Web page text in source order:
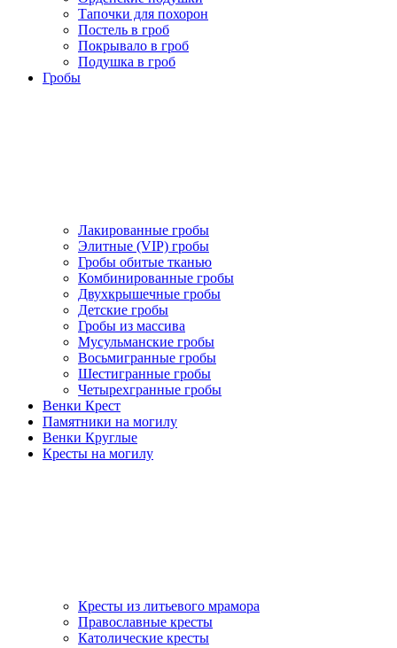
Тапочки для похорон
Постель в гроб
Покрывало в гроб
Подушка в гроб
Гробы
Лакированные гробы
Элитные (VIP) гробы
Гробы обитые тканью
Комбинированные гробы
Двухкрышечные гробы
Детские гробы
Гробы из массива
Мусульманские гробы
Восьмигранные гробы
Шестигранные гробы
Четырехгранные гробы
Венки Крест
Памятники на могилу
Венки Круглые
Кресты на могилу
Кресты из литьевого мрамора
Православные кресты
Католические кресты